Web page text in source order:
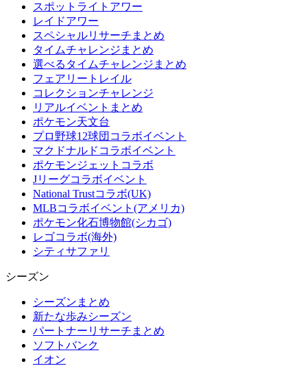
スポットライトアワー
レイドアワー
スペシャルリサーチまとめ
タイムチャレンジまとめ
選べるタイムチャレンジまとめ
フェアリートレイル
コレクションチャレンジ
リアルイベントまとめ
ポケモン天文台
プロ野球12球団コラボイベント
マクドナルドコラボイベント
ポケモンジェットコラボ
Jリーグコラボイベント
National Trustコラボ(UK)
MLBコラボイベント(アメリカ)
ポケモン化石博物館(シカゴ)
レゴコラボ(海外)
シティサファリ
シーズン
シーズンまとめ
新たな歩みシーズン
パートナーリサーチまとめ
ソフトバンク
イオン